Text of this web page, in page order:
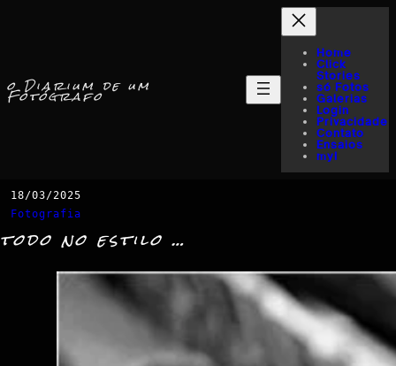
o Diarium de um
Fotógrafo
Home
Click
Stories
só Fotos
Galerias
Login
Privacidade
Contato
Ensaios
myI
18/03/2025
Fotografia
todo no estilo …